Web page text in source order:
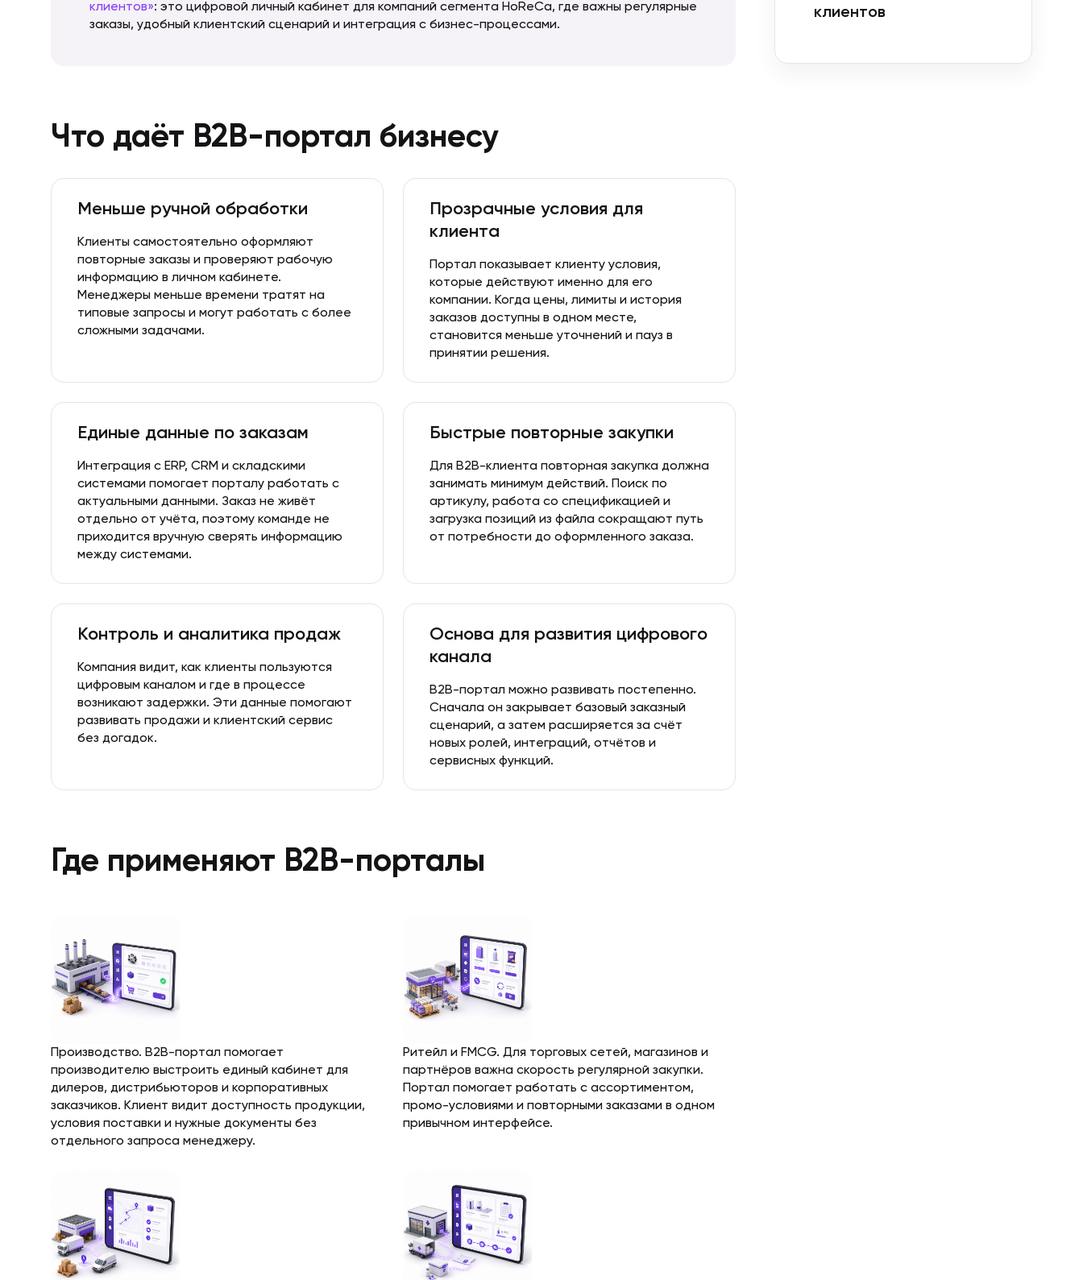
клиентов»: это цифровой личный кабинет для компаний сегмента HoReCa, где важны регулярные
заказы, удобный клиентский сценарий и интеграция с бизнес-процессами.
Что даёт B2B-портал бизнесу
Меньше ручной обработки
Клиенты самостоятельно оформляют
повторные заказы и проверяют рабочую
информацию в личном кабинете.
Менеджеры меньше времени тратят на
типовые запросы и могут работать с более
сложными задачами.
Прозрачные условия для
клиента
Портал показывает клиенту условия,
которые действуют именно для его
компании. Когда цены, лимиты и история
заказов доступны в одном месте,
становится меньше уточнений и пауз в
принятии решения.
Единые данные по заказам
Интеграция с ERP, CRM и складскими
системами помогает порталу работать с
актуальными данными. Заказ не живёт
отдельно от учёта, поэтому команде не
приходится вручную сверять информацию
между системами.
Быстрые повторные закупки
Для B2B-клиента повторная закупка должна
занимать минимум действий. Поиск по
артикулу, работа со спецификацией и
загрузка позиций из файла сокращают путь
от потребности до оформленного заказа.
Контроль и аналитика продаж
Компания видит, как клиенты пользуются
цифровым каналом и где в процессе
возникают задержки. Эти данные помогают
развивать продажи и клиентский сервис
без догадок.
Основа для развития цифрового
канала
B2B-портал можно развивать постепенно.
Сначала он закрывает базовый заказный
сценарий, а затем расширяется за счёт
новых ролей, интеграций, отчётов и
сервисных функций.
Где применяют B2B-порталы
Производство. B2B-портал помогает
производителю выстроить единый кабинет для
дилеров, дистрибьюторов и корпоративных
заказчиков. Клиент видит доступность продукции,
условия поставки и нужные документы без
отдельного запроса менеджеру.
Ритейл и FMCG. Для торговых сетей, магазинов и
партнёров важна скорость регулярной закупки.
Портал помогает работать с ассортиментом,
промо-условиями и повторными заказами в одном
привычном интерфейсе.
клиентов